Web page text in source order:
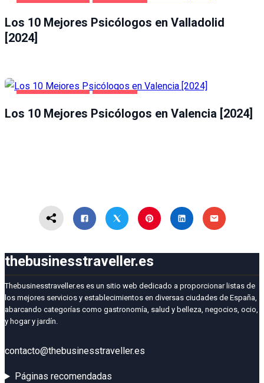
Los 10 Mejores Psicólogos en Valladolid
[2024]
Los 10 Mejores Psicólogos en Valencia [2024]
thebusinesstraveller.es
Thebusinesstraveller.es es un sitio web dedicado a proporcionar listas de
los mejores servicios y establecimientos en diversas ciudades de España,
abarcando categorías como gastronomía, salud y belleza, negocios, ocio,
y hogar y jardín.
contacto@thebusinesstraveller.es
Páginas recomendadas